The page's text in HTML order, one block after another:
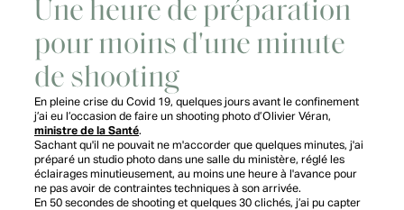
Une heure de préparation
pour moins d'une minute
de shooting
En pleine crise du Covid 19, quelques jours avant le confinement
j’ai eu l’occasion de faire un shooting photo d’Olivier Véran,
ministre de la Santé.
Sachant qu'il ne pouvait ne m'accorder que quelques minutes, j'ai
préparé un studio photo dans une salle du ministère, réglé les
éclairages minutieusement, au moins une heure à l'avance pour
ne pas avoir de contraintes techniques à son arrivée.
En 50 secondes de shooting et quelques 30 clichés, j’ai pu capter